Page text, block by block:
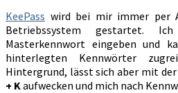
KeePass wird bei mir immer per
Betriebssystem gestartet.
Masterkennwort eingeben und
hinterlegten Kennwörter
Hintergrund, lässt sich aber mit
+ K aufwecken und mich nach